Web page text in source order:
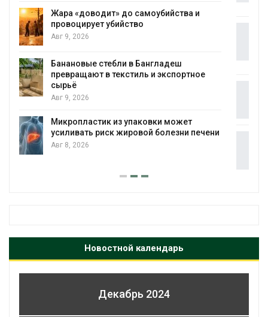
Евросоюз потребовал увеличить
вложения в защиту природы на фоне
Авг 7, 2026
без кондиционера и почти без отопления
Камчатские северные олени набирают
вес перед осенней миграцией
Новостной календарь
Декабрь 2024